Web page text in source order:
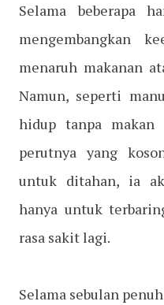
Selama beberapa
mengembangkan
menaruh makanan
Namun, seperti
hidup tanpa
perutnya yang
untuk ditahan, ia
hanya untuk
rasa sakit lagi.
Selama sebulan